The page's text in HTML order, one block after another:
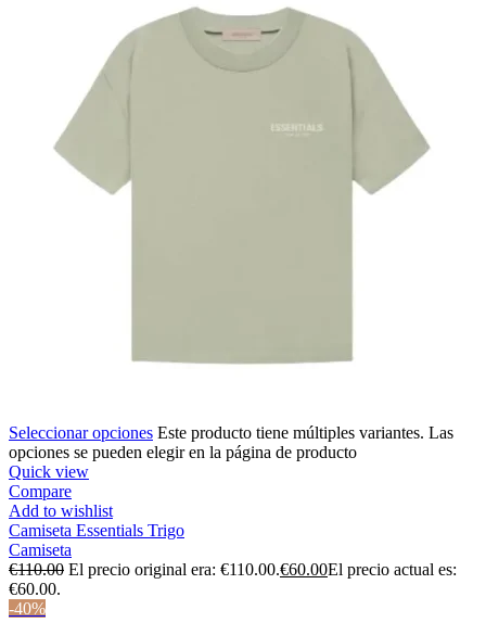
Seleccionar opciones Este producto tiene múltiples variantes. Las
opciones se pueden elegir en la página de producto
Quick view
Compare
Add to wishlist
Camiseta Essentials Trigo
Camiseta
€110.00 El precio original era: €110.00.€60.00El precio actual es:
€60.00.
-40%